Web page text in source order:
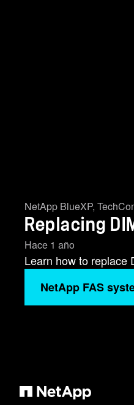
NetApp BlueXP,
Replacing
Hace 1 año
Learn how to replace
NetApp FAS